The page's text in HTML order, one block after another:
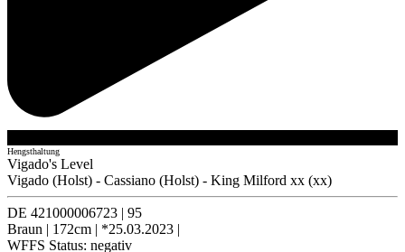
Hengsthaltung
Vigado's Level
Vigado (Holst) - Cassiano (Holst) - King Milford xx (xx)
DE 421000006723 | 95
Braun | 172cm | *25.03.2023 |
WFFS Status: negativ